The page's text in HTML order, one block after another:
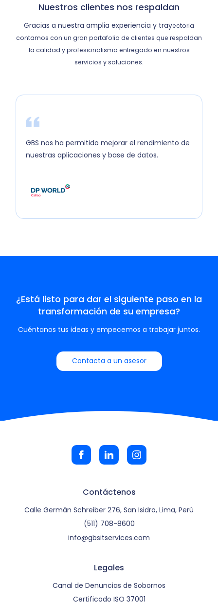
Nuestros clientes nos respaldan
Gracias a nuestra amplia experiencia y trayectoria
contamos con un gran portafolio de clientes que respaldan
la calidad y profesionalismo entregado en nuestros
servicios y soluciones.
GBS nos ha permitido mejorar el rendimiento de
nuestras aplicaciones y base de datos.
¿Está listo para dar el siguiente paso en la
transformación de su empresa?
Cuéntanos tus ideas y empecemos a trabajar juntos.
Contacta a un asesor
Contáctenos
Calle Germán Schreiber 276, San Isidro, Lima, Perú
(511) 708-8600
info@gbsitservices.com
Legales
Canal de Denuncias de Sobornos
Certificado ISO 37001